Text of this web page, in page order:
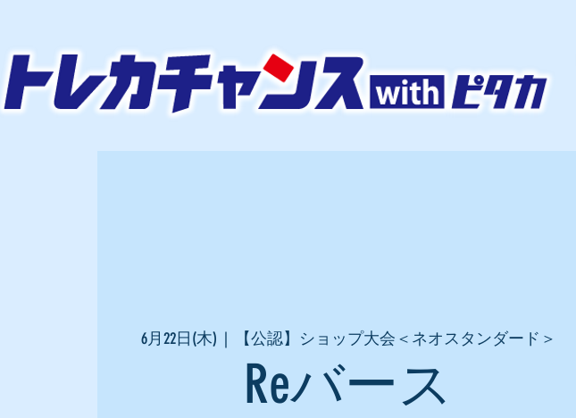
6月22日(木)
  |
【公認】ショップ大会＜ネオスタンダード＞
Reバース